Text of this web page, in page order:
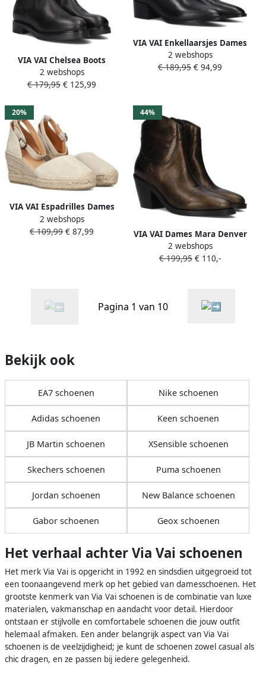
VIA VAI Chelsea Boots
Dames Juliette Indy Maat:
40 Materiaal: Leer Kleur:
2 webshops
€ 179,95 € 125,99
VIA VAI Enkellaarsjes Dames
Rose Baker Maat: 39
Materiaal: Leer Kleur: Zwart
2 webshops
€ 189,95 € 94,99
20%
VIA VAI Espadrilles Dames
Flora Braid Maat: 41
Materiaal: Leer Kleur: Beige
2 webshops
€ 109,99 € 87,99
44%
VIA VAI Dames Mara Denver
Maat: 37 Materiaal: Leer
Kleur: Brons
2 webshops
€ 199,95 € 110,-
Pagina 1 van 10
Bekijk ook
EA7 schoenen Nike schoenen
Adidas schoenen Keen schoenen
JB Martin schoenen XSensible schoenen
Skechers schoenen Puma schoenen
Jordan schoenen New Balance schoenen
Gabor schoenen Geox schoenen
Het verhaal achter Via Vai schoenen
Het merk Via Vai is opgericht in 1992 en sindsdien uitgegroeid tot
een toonaangevend merk op het gebied van damesschoenen. Het
grootste kenmerk van Via Vai schoenen is de combinatie van luxe
materialen, vakmanschap en aandacht voor detail. Hierdoor
ontstaan er stijlvolle en comfortabele schoenen die jouw outfit
helemaal afmaken. Een ander belangrijk aspect van Via Vai
schoenen is de veelzijdigheid; je kunt de schoenen zowel casual als
chic dragen, en ze passen bij iedere gelegenheid.